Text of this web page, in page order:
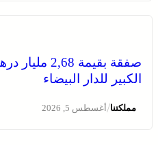
صفقة بقيمة
الكبير للدار البيضاء
مملكتنا/أغسطس 5, 2026